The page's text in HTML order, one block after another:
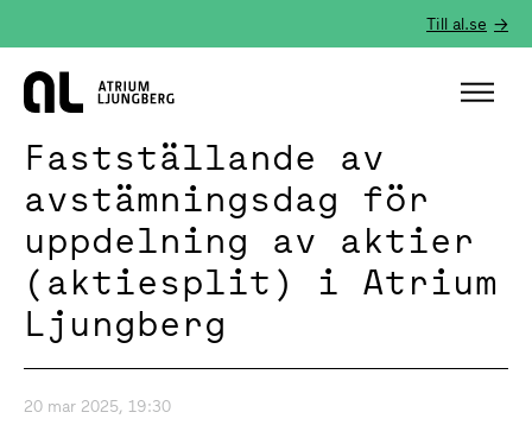
Till al.se
Hem
Fastställande av
avstämningsdag för
uppdelning av aktier
(aktiesplit) i Atrium
Ljungberg
20 mar 2025, 19:30